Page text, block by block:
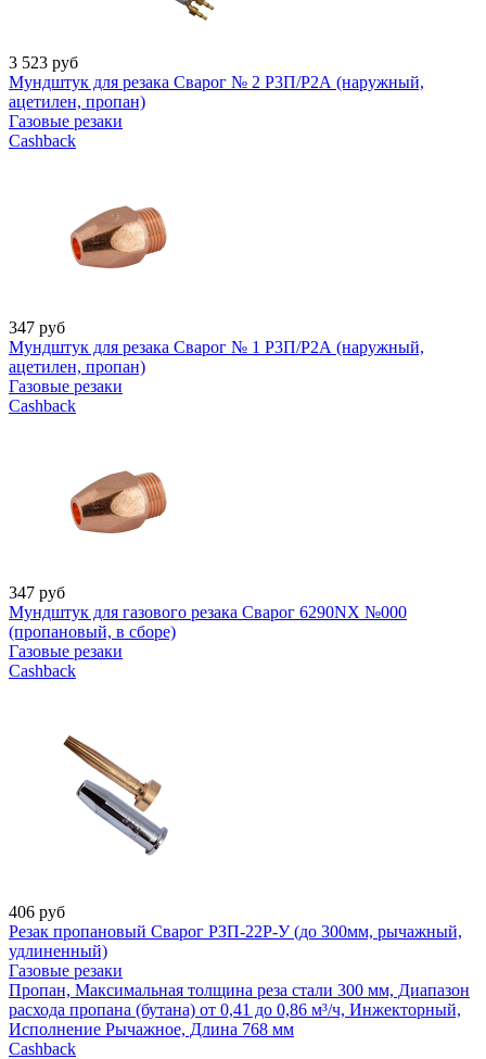
3 523 руб
Мундштук для резака Сварог № 2 Р3П/Р2А (наружный,
ацетилен, пропан)
Газовые резаки
Cashback
347 руб
Мундштук для резака Сварог № 1 Р3П/Р2А (наружный,
ацетилен, пропан)
Газовые резаки
Cashback
347 руб
Мундштук для газового резака Сварог 6290NX №000
(пропановый, в сборе)
Газовые резаки
Cashback
406 руб
Резак пропановый Сварог РЗП-22Р-У (до 300мм, рычажный,
удлиненный)
Газовые резаки
Пропан, Максимальная толщина реза стали 300 мм, Диапазон
расхода пропана (бутана) от 0,41 до 0,86 м³/ч, Инжекторный,
Исполнение Рычажное, Длина 768 мм
Cashback